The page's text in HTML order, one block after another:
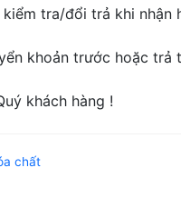
tra/đổi trả khi nhận
khoản trước hoặc trả
khách hàng !
chất